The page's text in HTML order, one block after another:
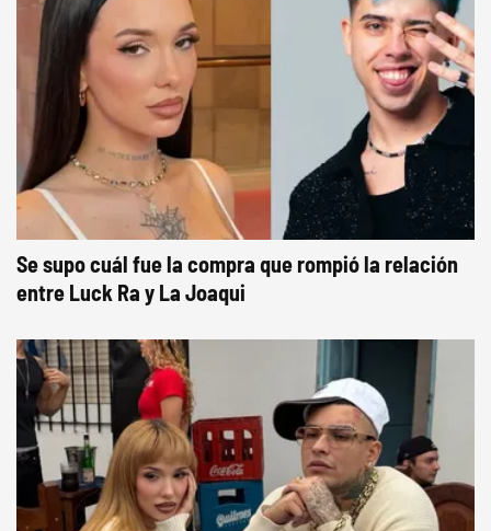
Se supo cuál fue la compra que rompió la relación
entre Luck Ra y La Joaqui